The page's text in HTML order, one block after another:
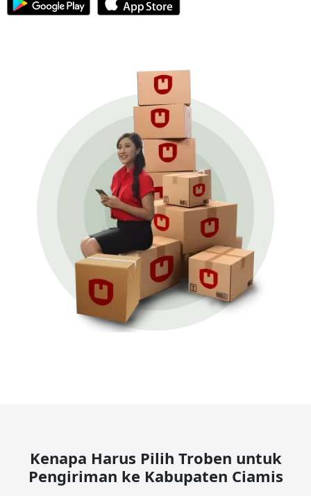
Kenapa Harus Pilih Troben untuk
Pengiriman ke Kabupaten Ciamis